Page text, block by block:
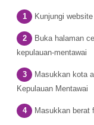
Kunjungi
Buka halaman
kepulauan-mentawai
Masukkan kota
Kepulauan Mentawai
Masukkan berat